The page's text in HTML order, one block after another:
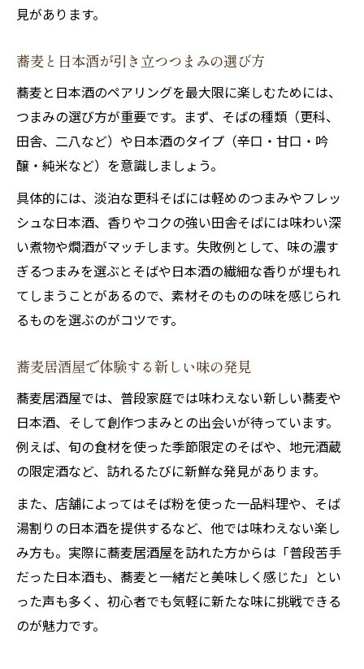
見があります。
蕎麦と日本酒が引き立つつまみの選び方
蕎麦と日本酒のペアリングを最大限に楽しむためには、
つまみの選び方が重要です。まず、そばの種類（更科、
田舎、二八など）や日本酒のタイプ（辛口・甘口・吟
醸・純米など）を意識しましょう。
具体的には、淡泊な更科そばには軽めのつまみやフレッ
シュな日本酒、香りやコクの強い田舎そばには味わい深
い煮物や燗酒がマッチします。失敗例として、味の濃す
ぎるつまみを選ぶとそばや日本酒の繊細な香りが埋もれ
てしまうことがあるので、素材そのものの味を感じられ
るものを選ぶのがコツです。
蕎麦居酒屋で体験する新しい味の発見
蕎麦居酒屋では、普段家庭では味わえない新しい蕎麦や
日本酒、そして創作つまみとの出会いが待っています。
例えば、旬の食材を使った季節限定のそばや、地元酒蔵
の限定酒など、訪れるたびに新鮮な発見があります。
また、店舗によってはそば粉を使った一品料理や、そば
湯割りの日本酒を提供するなど、他では味わえない楽し
み方も。実際に蕎麦居酒屋を訪れた方からは「普段苦手
だった日本酒も、蕎麦と一緒だと美味しく感じた」とい
った声も多く、初心者でも気軽に新たな味に挑戦できる
のが魅力です。